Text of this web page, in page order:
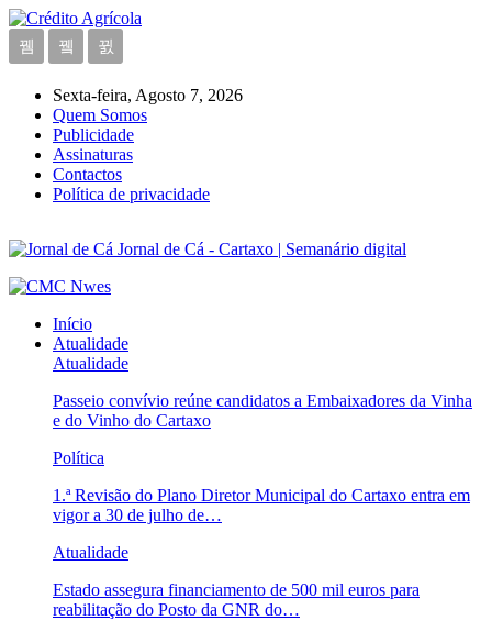
Sexta-feira, Agosto 7, 2026
Quem Somos
Publicidade
Assinaturas
Contactos
Política de privacidade
Jornal de Cá - Cartaxo | Semanário digital
Início
Atualidade
Atualidade
Passeio convívio reúne candidatos a Embaixadores da Vinha
e do Vinho do Cartaxo
Política
1.ª Revisão do Plano Diretor Municipal do Cartaxo entra em
vigor a 30 de julho de…
Atualidade
Estado assegura financiamento de 500 mil euros para
reabilitação do Posto da GNR do…